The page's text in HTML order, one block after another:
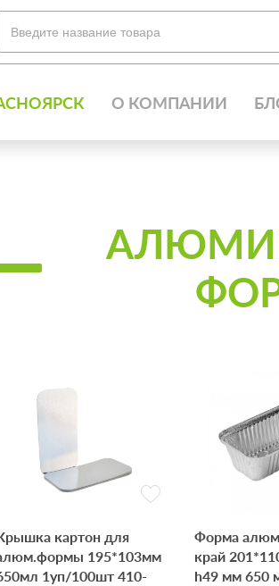
О КОМПАНИИ
картон для
195*103мм
1уп/100шт 410-
Форма алюм
край
h49 мм 650